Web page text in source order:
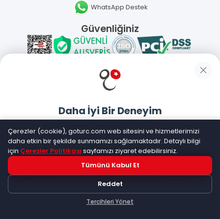
WhatsApp Destek
Güvenliğiniz
Sosyal Medya
Mobil Uygulamalarımız
©2026Goturc – Her Zaman Daha İyisi Vardır
Daha İyi Bir Deneyim
Goturc mobil uygulamasıyla daha hızlı ve kolay alışveriş
yapın
Hemen Dene!
Uygulama yüklüyse açılacak, değilseGoogle Play'e
yönlendirileceksiniz
Çerezler (cookie), goturc.com web sitesini ve hizmetlerimizi
daha etkin bir şekilde sunmamızı sağlamaktadır. Detaylı bilgi
için Çerezler Politikası sayfamızı ziyaret edebilirsiniz.
Tümünü Kabul Et
Reddet
Tercihleri Yönet